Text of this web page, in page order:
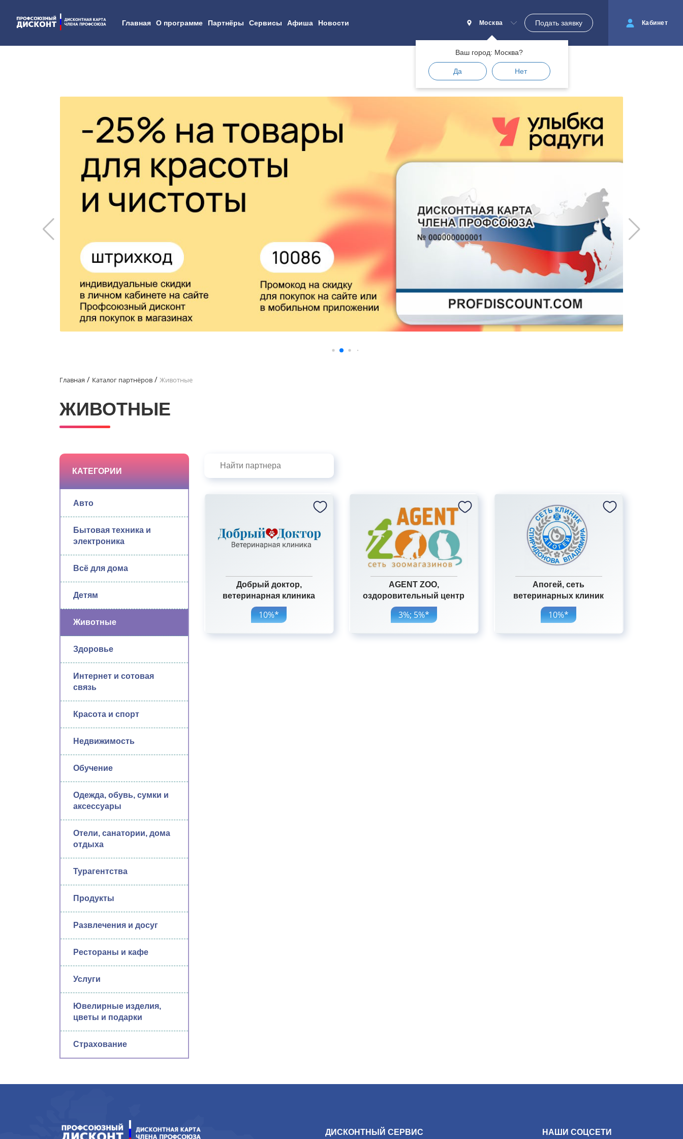
Главная О программе Партнёры Сервисы Афиша Новости Москва
Ваш город: Москва?
Да Нет
Подать заявку Кабинет
Главная Каталог партнёров Животные
ЖИВОТНЫЕ
КАТЕГОРИИ
Авто
Бытовая техника и
электроника
Всё для дома
Детям
Животные
Здоровье
Интернет и сотовая
связь
Красота и спорт
Недвижимость
Обучение
Одежда, обувь, сумки и
аксессуары
Отели, санатории, дома
отдыха
Турагентства
Продукты
Развлечения и досуг
Рестораны и кафе
Услуги
Ювелирные изделия,
цветы и подарки
Страхование
Добрый доктор,
ветеринарная клиника
10%*
AGENT ZOO,
оздоровительный центр
3%; 5%*
Апогей, сеть
ветеринарных клиник
10%*
ДИСКОНТНЫЙ СЕРВИС НАШИ СОЦСЕТИ